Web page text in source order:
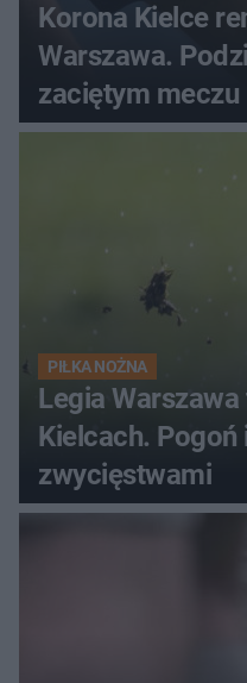
Korona Kielce
Warszawa.
zaciętym meczu
PIŁKA NOŻNA
Legia
Kielcach. Pogoń
zwycięstwami